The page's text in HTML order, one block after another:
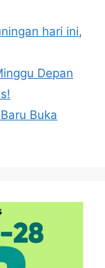
hari ini,
Depan
Buka